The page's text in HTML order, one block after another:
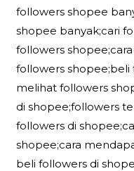
followers shopee
shopee banyak;cari
followers
followers shopee;beli
melihat followers
di shopee;followers
followers di
shopee;cara
beli followers di